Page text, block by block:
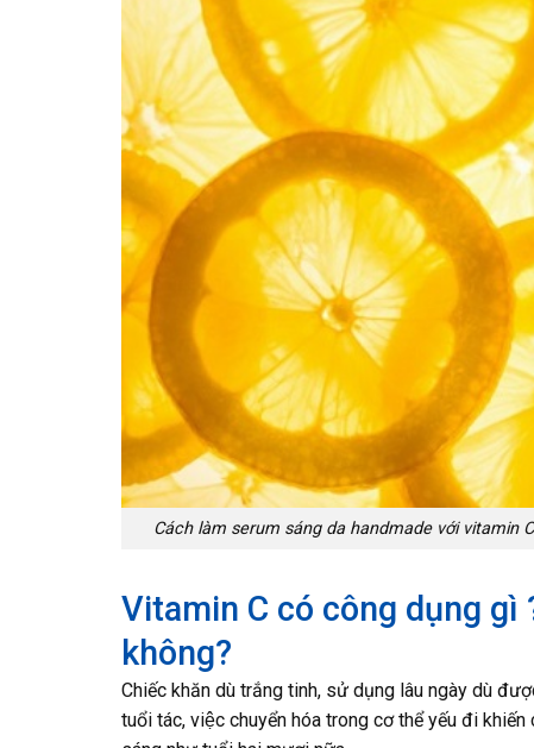
Cách làm serum sáng da handmade với vitamin
Vitamin C có công dụng gì
không?
Chiếc khăn dù trắng tinh, sử dụng lâu ngày dù
tuổi tác, việc chuyển hóa trong cơ thể yếu đi